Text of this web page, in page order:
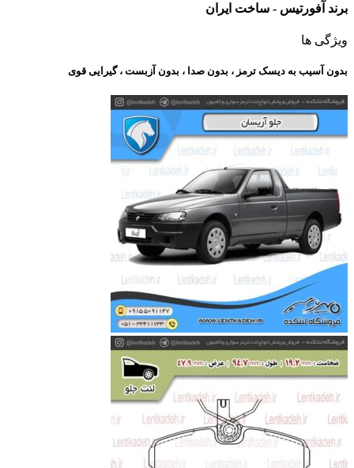
برند آفورتیس - ساخت ایران
ویژگی ها
بدون آسیب به دیسک ترمز ، بدون صدا ، بدون آزبست ، گیرایی قوی​